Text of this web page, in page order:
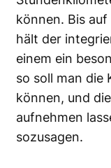
können. Bis
hält der
einem ein
so soll man die
können, und
aufnehmen
sozusagen.